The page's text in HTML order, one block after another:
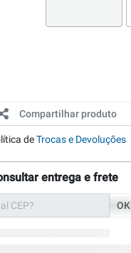
Compartilhar produto
deTrocas e Devoluções
entrega e frete
OK